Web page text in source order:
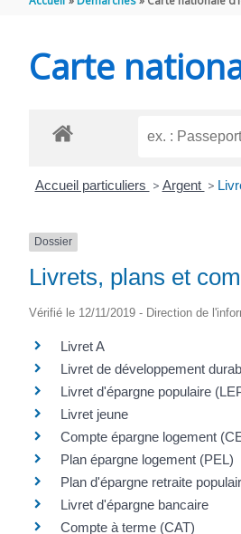
Carte
Accueil particuliers > Argent >
Dossier
Livrets, plans et
Vérifié le 12/11/2019 - Direction de
Livret A
Livret de développement
Livret d'épargne populaire
Livret jeune
Compte épargne logement
Plan épargne logement (PEL)
Plan d'épargne retraite
Livret d'épargne bancaire
Compte à terme (CAT)